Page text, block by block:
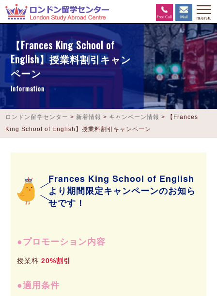
【Frances King School of
English】授業料割引キャン
ペーン
Information
ロンドン留学センター > 新着情報 > キャンペーン情報 >
【Frances
King School of English】授業料割引キャンペーン
Frances King School of English
より期間限定キャンペーンのお知ら
せです！
プロモーション内容
授業料 20%割引
適用条件